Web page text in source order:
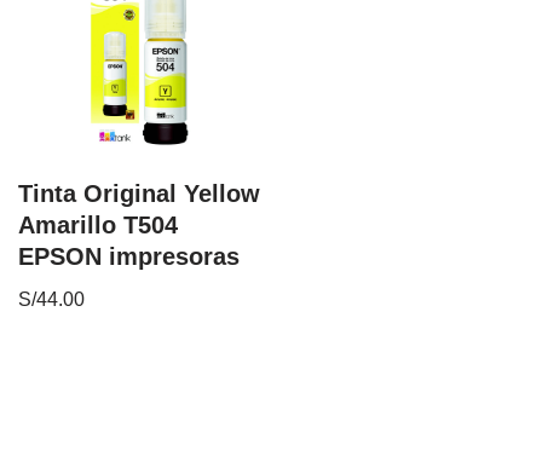
Tinta Original Yellow
Amarillo T504
EPSON impresoras
S/44.00